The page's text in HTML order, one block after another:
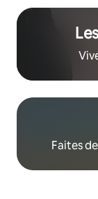
Faites